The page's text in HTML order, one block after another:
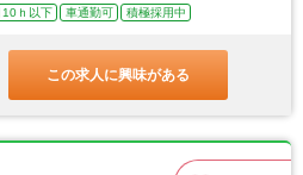
10ｈ以下 車通勤可 積極採用中
この求人に興味がある